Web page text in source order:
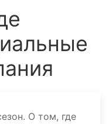
О том, где